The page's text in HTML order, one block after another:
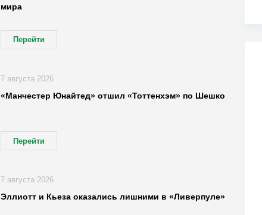
мира
Перейти
«Манчестер Юнайтед» отшил «Тоттенхэм» по Шешко
Перейти
7 августа 2026
Эллиотт и Кьеза оказались лишними в «Ливерпуле»
7 августа 2026